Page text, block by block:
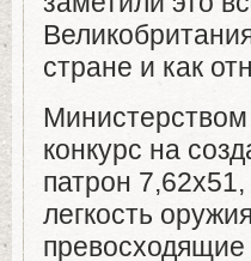
стране и как
конкурс на
патрон
легкость